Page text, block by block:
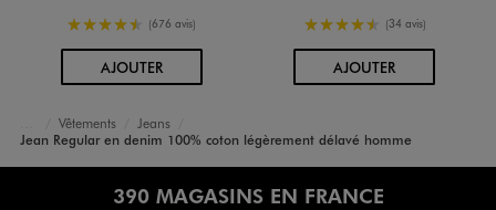
4.5/5 de moyenne
(676 avis)
AJOUTERAU PANIER
4.5/5 de moyenne
(34 avis)
AJOUTERAU PANIER
Accueil
Homme
Vêtements
Jeans
Jean Regular en denim 100% coton légèrement délavé homme
390 MAGASINS EN FRANCE